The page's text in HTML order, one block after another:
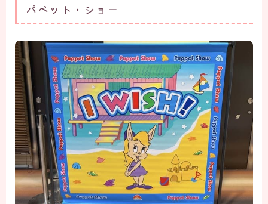
パペット・ショー